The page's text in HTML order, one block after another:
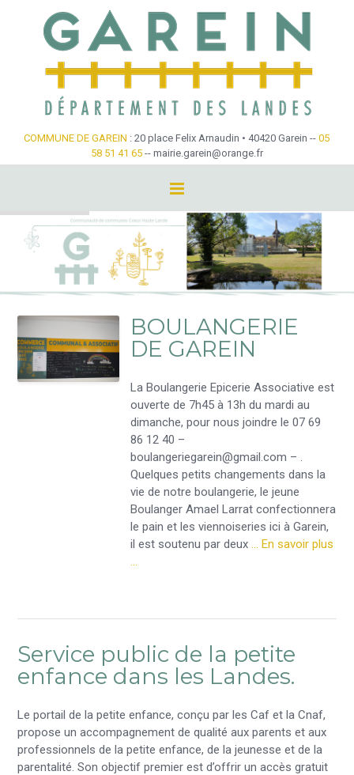
COMMUNE DE GAREIN : 20 place Felix Arnaudin • 40420 Garein -- 05
58 51 41 65 -- mairie.garein@orange.fr
BOULANGERIE
DE GAREIN
La Boulangerie Epicerie Associative est
ouverte de 7h45 à 13h du mardi au
dimanche, pour nous joindre le 07 69
86 12 40 –
boulangeriegarein@gmail.com – .
Quelques petits changements dans la
vie de notre boulangerie, le jeune
Boulanger Amael Larrat confectionnera
le pain et les viennoiseries ici à Garein,
il est soutenu par deux… En savoir plus
…
Service public de la petite
enfance dans les Landes.
Le portail de la petite enfance, conçu par les Caf et la Cnaf,
propose un accompagnement de qualité aux parents et aux
professionnels de la petite enfance, de la jeunesse et de la
parentalité. Son objectif premier est d’offrir un accès gratuit